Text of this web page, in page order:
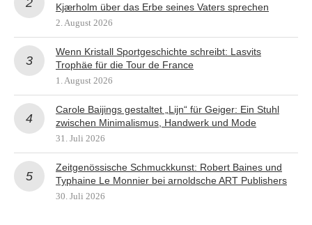
Kjærholm über das Erbe seines Vaters sprechen
2. August 2026
Wenn Kristall Sportgeschichte schreibt: Lasvits
Trophäe für die Tour de France
1. August 2026
Carole Baijings gestaltet „Lijn“ für Geiger: Ein Stuhl
zwischen Minimalismus, Handwerk und Mode
31. Juli 2026
Zeitgenössische Schmuckkunst: Robert Baines und
Typhaine Le Monnier bei arnoldsche ART Publishers
30. Juli 2026